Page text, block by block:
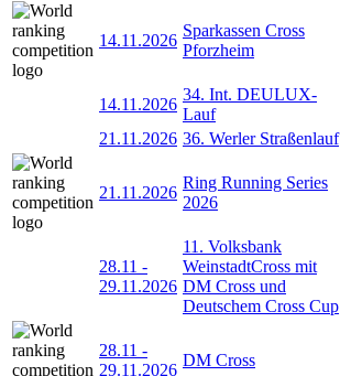
14.11.2026
Sparkassen Cross
Pforzheim
14.11.2026
34. Int. DEULUX-
Lauf
21.11.2026 36. Werler Straßenlauf
21.11.2026
Ring Running Series
2026
28.11 -
29.11.2026
11. Volksbank
WeinstadtCross mit
DM Cross und
Deutschem Cross Cup
28.11 -
29.11.2026
DM Cross